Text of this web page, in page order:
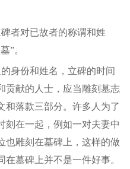
者对已故者的称谓和姓
”。
身份和姓名，立碑的时间
贡献的人士，应当雕刻墓志
和落款三部分。许多人为了
刻在一起，例如一对夫妻中
也雕刻在墓碑上，这样的做
墓碑上并不是一件好事。